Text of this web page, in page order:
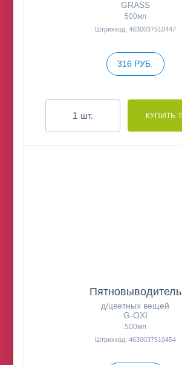
GRASS
500мл
Штрихкод: 4630037510447
316 РУБ.
шт.
Пятновыводитель
д/цветных вещей
G-OXI
500мл
Штрихкод: 4630037510454